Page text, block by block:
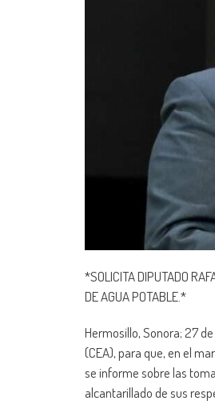
*SOLICITA DIPUTADO
DE AGUA POTABLE.*
Hermosillo, Sonora; 27
(CEA), para que, en el
se informe sobre las
alcantarillado de sus